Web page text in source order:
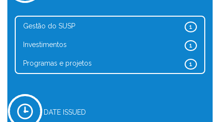
1
Gestão do SUSP
1
Investimentos
1
Programas e projetos
DATE ISSUED